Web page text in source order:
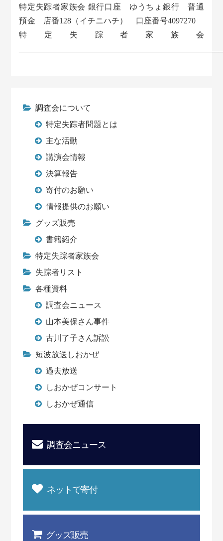
特定失踪者家族会 銀行口座 ゆうちょ銀行 普通
預金 店番128（イチニハチ） 口座番号4097270
特定失踪者家族会
調査会について
特定失踪者問題とは
主な活動
講演会情報
決算報告
寄付のお願い
情報提供のお願い
グッズ販売
書籍紹介
特定失踪者家族会
失踪者リスト
各種資料
調査会ニュース
山本美保さん事件
古川了子さん訴訟
短波放送しおかぜ
過去放送
しおかぜコンサート
しおかぜ通信
調査会ニュース
ネットで寄付
グッズ販売